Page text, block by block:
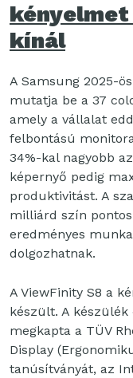
kínál
A Samsung 2025-
mutatja be a 37
amely a vállalat
felbontású
34%-kal nagyobb
képernyő pedig
produktivitást. A
milliárd szín
eredményes
dolgozhatnak.
A ViewFinity S8 a
készült. A
megkapta a TÜV
Display
tanúsítványát, az